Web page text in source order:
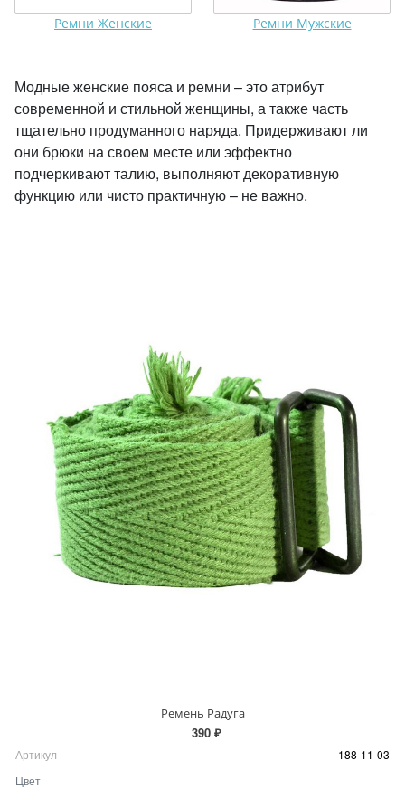
Ремни Женские Ремни Мужские
Модные женские пояса и ремни – это атрибут
современной и стильной женщины, а также часть
тщательно продуманного наряда. Придерживают ли
они брюки на своем месте или эффектно
подчеркивают талию, выполняют декоративную
функцию или чисто практичную – не важно.
Ремень Радуга
390 ₽
Артикул
188-11-03
Цвет